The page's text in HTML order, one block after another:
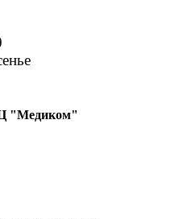
"Медиком"